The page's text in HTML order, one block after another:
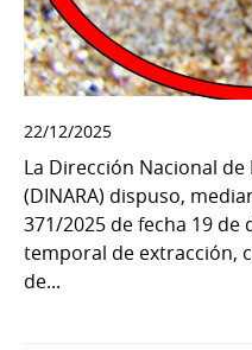
22/12/2025
La Dirección Nacional
(DINARA) dispuso,
371/2025 de fecha 19
temporal de extracción,
de...